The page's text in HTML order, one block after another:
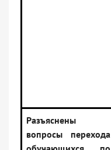
Разъяснены
вопросы перехода